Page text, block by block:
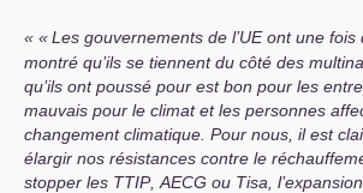
«Les gouvernements de l’UEont une fois
montré qu’ils se tiennent du côté des
qu’ils ont poussé pour est bon pour les
mauvais pour le climat et les personnes
changement climatique. Pour nous, il est
élargir nos résistances contre le
stopper les TTIP, AECG ou Tisa,